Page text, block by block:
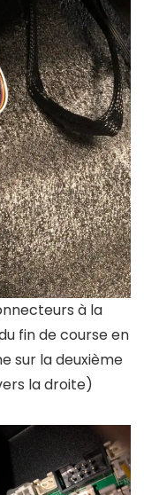
à la
fin de course en
sur la deuxième
la droite)